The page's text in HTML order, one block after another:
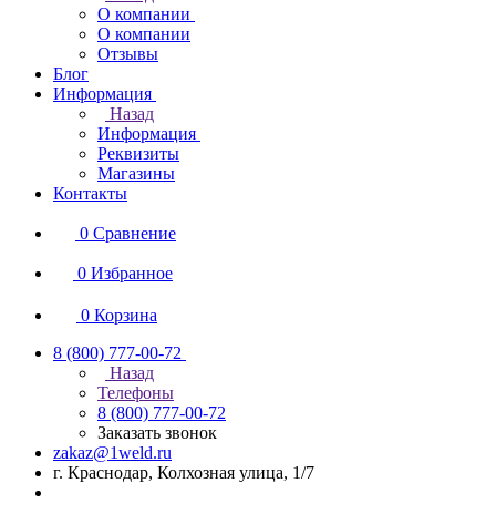
О компании
О компании
Отзывы
Блог
Информация
Назад
Информация
Реквизиты
Магазины
Контакты
0 Сравнение
0 Избранное
0 Корзина
8 (800) 777-00-72
Назад
Телефоны
8 (800) 777-00-72
Заказать звонок
zakaz@1weld.ru
г. Краснодар, Колхозная улица, 1/7